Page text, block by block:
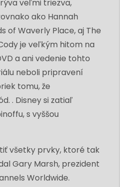
veľmi triezva,
ako Hannah
of Waverly Place, aj The
je veľkým hitom na
a ani vedenie tohto
neboli pripravení
tomu, že
. Disney si zatiaľ
s vyššou
všetky prvky, ktoré tak
Gary Marsh, prezident
Worldwide.